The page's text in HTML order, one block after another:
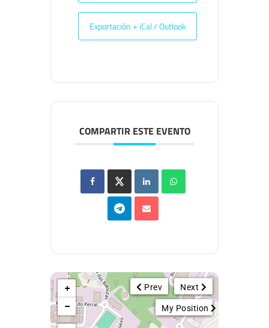
Exportación + iCal / Outlook
COMPARTIR ESTE EVENTO
Next
Prev
My Position
+
−